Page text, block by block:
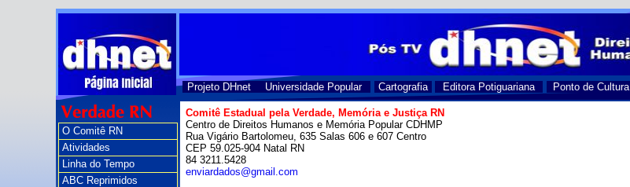
Projeto DHnet Universidade Popular Cartografia Editora Potiguariana Ponto de Cultura
O Comitê RN
Atividades
Linha do Tempo
ABC Reprimidos
Comitê Estadual pela Verdade, Memória e Justiça RN
Centro de Direitos Humanos e Memória Popular CDHMP
Rua Vigário Bartolomeu, 635 Salas 606 e 607 Centro
CEP 59.025-904 Natal RN
84 3211.5428
enviardados@gmail.com